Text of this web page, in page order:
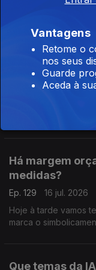
Vamos ter de
subida do
Ep. 130
17 jul. 2026
Sousa Carvalho.
Há margem
medidas?
Ep. 129
16 jul. 2026
Hoje à tarde vamos
marca o
Que temas da
Vantagens
Retome o
nos seus
Guarde
Aceda à